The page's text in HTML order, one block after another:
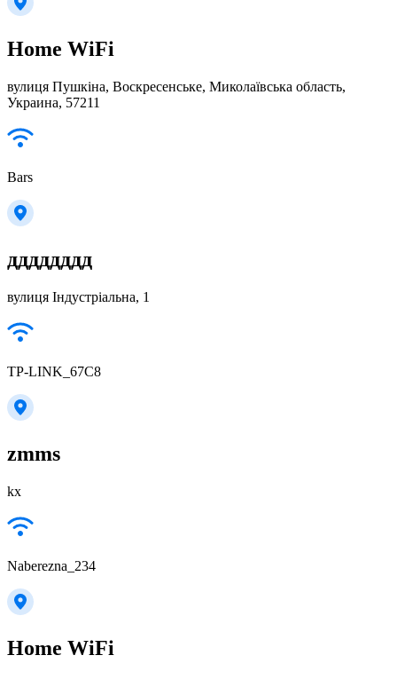
Home WiFi
вулиця Пушкіна, Воскресенське, Миколаївська область,
Украина, 57211
Bars
дддддддд
вулиця Індустріальна, 1
TP-LINK_67C8
zmms
kx
Naberezna_234
Home WiFi